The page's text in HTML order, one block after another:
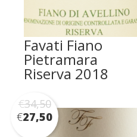
Favati Fiano
Pietramara
Riserva 2018
€34,50
€27,50